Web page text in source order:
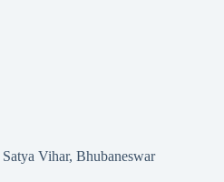
Satya Vihar, Bhubaneswar